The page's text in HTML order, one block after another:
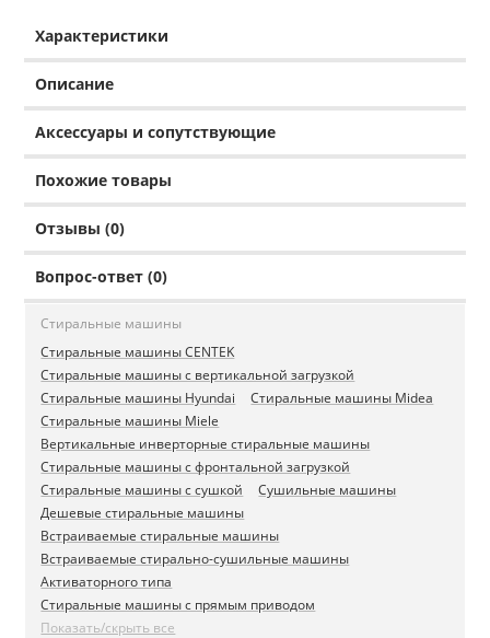
Характеристики
Описание
Аксессуары и сопутствующие
Похожие товары
Отзывы (0)
Вопрос-ответ (0)
Стиральные машины
Стиральные машины CENTEK
Стиральные машины с вертикальной загрузкой
Стиральные машины Hyundai
Стиральные машины Midea
Стиральные машины Miele
Вертикальные инверторные стиральные машины
Стиральные машины с фронтальной загрузкой
Стиральные машины с сушкой
Сушильные машины
Дешевые стиральные машины
Встраиваемые стиральные машины
Встраиваемые стирально-сушильные машины
Активаторного типа
Стиральные машины с прямым приводом
Показать/скрыть все